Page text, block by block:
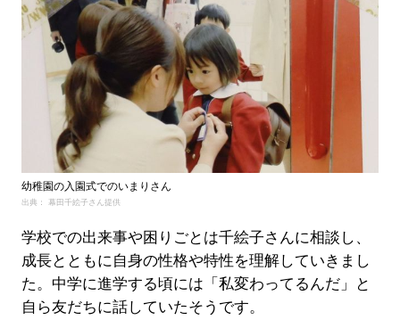
幼稚園の入園式でのいまりさん
出典： 幕田千絵子さん提供
学校での出来事や困りごとは千絵子さんに相談し、
成長とともに自身の性格や特性を理解していきまし
た。中学に進学する頃には「私変わってるんだ」と
自ら友だちに話していたそうです。